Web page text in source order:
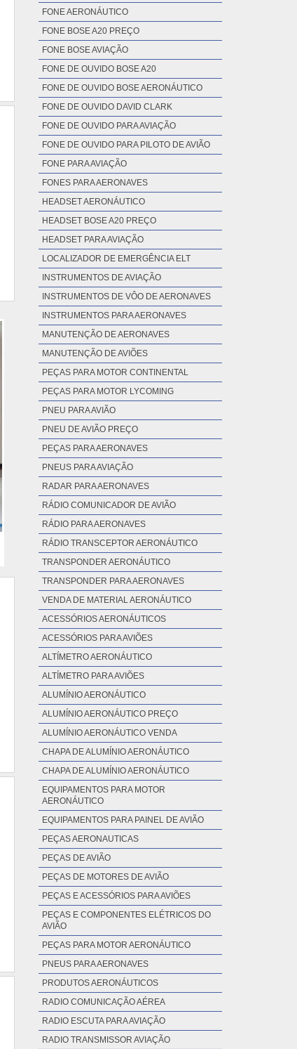
FONE AERONÁUTICO
FONE BOSE A20 PREÇO
FONE BOSE AVIAÇÃO
FONE DE OUVIDO BOSE A20
FONE DE OUVIDO BOSE AERONÁUTICO
FONE DE OUVIDO DAVID CLARK
FONE DE OUVIDO PARA AVIAÇÃO
FONE DE OUVIDO PARA PILOTO DE AVIÃO
FONE PARA AVIAÇÃO
FONES PARA AERONAVES
HEADSET AERONÁUTICO
HEADSET BOSE A20 PREÇO
HEADSET PARA AVIAÇÃO
LOCALIZADOR DE EMERGÊNCIA ELT
INSTRUMENTOS DE AVIAÇÃO
INSTRUMENTOS DE VÔO DE AERONAVES
INSTRUMENTOS PARA AERONAVES
MANUTENÇÃO DE AERONAVES
MANUTENÇÃO DE AVIÕES
PEÇAS PARA MOTOR CONTINENTAL
PEÇAS PARA MOTOR LYCOMING
PNEU PARA AVIÃO
PNEU DE AVIÃO PREÇO
PEÇAS PARA AERONAVES
PNEUS PARA AVIAÇÃO
RADAR PARA AERONAVES
RÁDIO COMUNICADOR DE AVIÃO
RÁDIO PARA AERONAVES
RÁDIO TRANSCEPTOR AERONÁUTICO
TRANSPONDER AERONÁUTICO
TRANSPONDER PARA AERONAVES
VENDA DE MATERIAL AERONÁUTICO
ACESSÓRIOS AERONÁUTICOS
ACESSÓRIOS PARA AVIÕES
ALTÍMETRO AERONÁUTICO
ALTÍMETRO PARA AVIÕES
ALUMÍNIO AERONÁUTICO
ALUMÍNIO AERONÁUTICO PREÇO
ALUMÍNIO AERONÁUTICO VENDA
CHAPA DE ALUMÍNIO AERONÁUTICO
CHAPA DE ALUMÍNIO AERONÁUTICO
EQUIPAMENTOS PARA MOTOR
AERONÁUTICO
EQUIPAMENTOS PARA PAINEL DE AVIÃO
PEÇAS AERONAUTICAS
PEÇAS DE AVIÃO
PEÇAS DE MOTORES DE AVIÃO
PEÇAS E ACESSÓRIOS PARA AVIÕES
PEÇAS E COMPONENTES ELÉTRICOS DO
AVIÃO
PEÇAS PARA MOTOR AERONÁUTICO
PNEUS PARA AERONAVES
PRODUTOS AERONÁUTICOS
RADIO COMUNICAÇÃO AÉREA
RADIO ESCUTA PARA AVIAÇÃO
RADIO TRANSMISSOR AVIAÇÃO